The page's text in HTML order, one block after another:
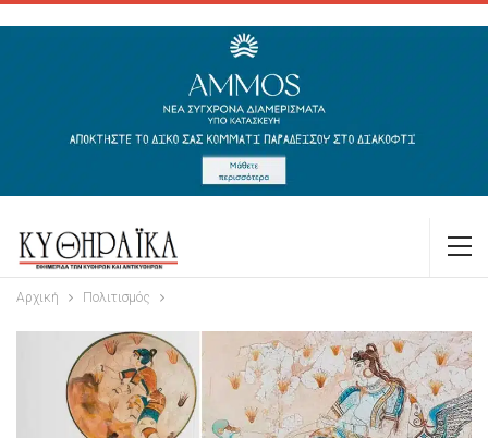
Αρχική Πολιτισμός